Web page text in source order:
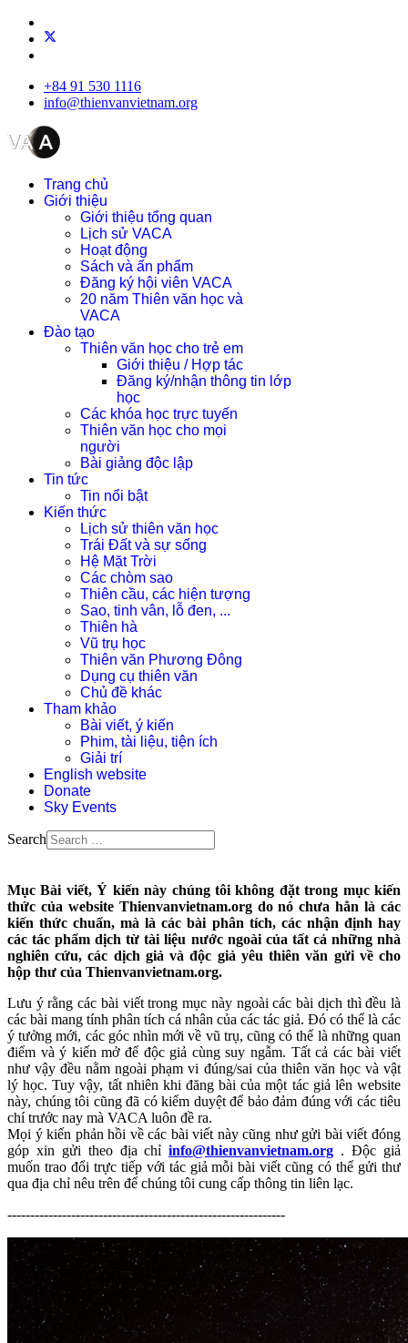
+84 91 530 1116
info@thienvanvietnam.org
Trang chủ
Giới thiệu
Giới thiệu tổng quan
Lịch sử VACA
Hoạt động
Sách và ấn phẩm
Đăng ký hội viên VACA
20 năm Thiên văn học và
VACA
Đào tạo
Thiên văn học cho trẻ em
Giới thiệu / Hợp tác
Đăng ký/nhận thông tin lớp
học
Các khóa học trực tuyến
Thiên văn học cho mọi
người
Bài giảng độc lập
Tin tức
Tin nổi bật
Kiến thức
Lịch sử thiên văn học
Trái Đất và sự sống
Hệ Mặt Trời
Các chòm sao
Thiên cầu, các hiện tượng
Sao, tinh vân, lỗ đen, ...
Thiên hà
Vũ trụ học
Thiên văn Phương Đông
Dụng cụ thiên văn
Chủ đề khác
Tham khảo
Bài viết, ý kiến
Phim, tài liệu, tiện ích
Giải trí
English website
Donate
Sky Events
Search
Mục Bài viết, Ý kiến này chúng tôi không đặt trong mục kiến
thức của website Thienvanvietnam.org do nó chưa hẳn là các
kiến thức chuẩn, mà là các bài phân tích, các nhận định hay
các tác phẩm dịch từ tài liệu nước ngoài của tất cả những nhà
nghiên cứu, các dịch giả và độc giả yêu thiên văn gửi về cho
hộp thư của Thienvanvietnam.org.
Lưu ý rằng các bài viết trong mục này ngoài các bài dịch thì đều là
các bài mang tính phân tích cá nhân của các tác giả. Đó có thể là các
ý tưởng mới, các góc nhìn mới về vũ trụ, cũng có thể là những quan
điểm và ý kiến mở để độc giả cùng suy ngẫm. Tất cả các bài viết
như vậy đều nằm ngoài phạm vi đúng/sai của thiên văn học và vật
lý học. Tuy vậy, tất nhiên khi đăng bài của một tác giả lên website
này, chúng tôi cũng đã có kiểm duyệt để bảo đảm đúng với các tiêu
chí trước nay mà VACA luôn đề ra.
Mọi ý kiến phản hồi về các bài viết này cũng như gửi bài viết đóng
góp xin gửi theo địa chỉinfo@thienvanvietnam.org . Độc giả
muốn trao đổi trực tiếp với tác giả mỗi bài viết cũng có thể gửi thư
qua địa chỉ nêu trên để chúng tôi cung cấp thông tin liên lạc.
-------------------------------------------------------------